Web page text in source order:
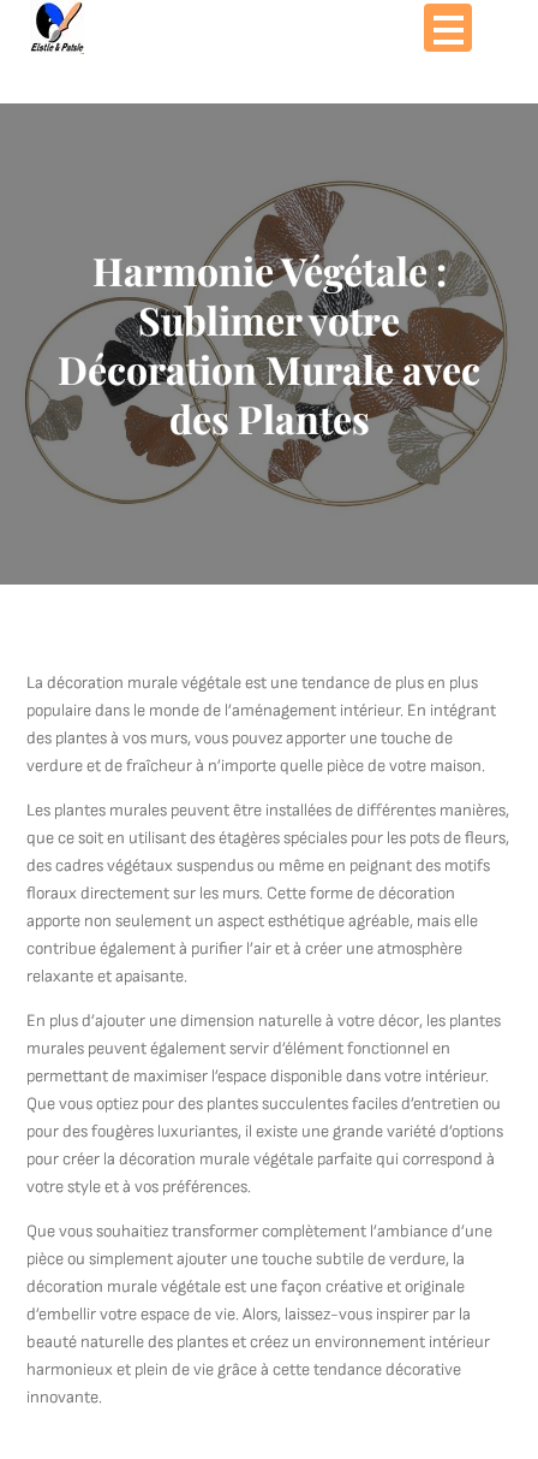
Passer
Harmonie Végétale :
Sublimer votre
Décoration Murale avec
des Plantes
La décoration murale végétale est une tendance de plus en plus
populaire dans le monde de l’aménagement intérieur. En intégrant
des plantes à vos murs, vous pouvez apporter une touche de
verdure et de fraîcheur à n’importe quelle pièce de votre maison.
Les plantes murales peuvent être installées de différentes manières,
que ce soit en utilisant des étagères spéciales pour les pots de fleurs,
des cadres végétaux suspendus ou même en peignant des motifs
floraux directement sur les murs. Cette forme de décoration
apporte non seulement un aspect esthétique agréable, mais elle
contribue également à purifier l’air et à créer une atmosphère
relaxante et apaisante.
En plus d’ajouter une dimension naturelle à votre décor, les plantes
murales peuvent également servir d’élément fonctionnel en
permettant de maximiser l’espace disponible dans votre intérieur.
Que vous optiez pour des plantes succulentes faciles d’entretien ou
pour des fougères luxuriantes, il existe une grande variété d’options
pour créer la décoration murale végétale parfaite qui correspond à
votre style et à vos préférences.
Que vous souhaitiez transformer complètement l’ambiance d’une
pièce ou simplement ajouter une touche subtile de verdure, la
décoration murale végétale est une façon créative et originale
d’embellir votre espace de vie. Alors, laissez-vous inspirer par la
beauté naturelle des plantes et créez un environnement intérieur
harmonieux et plein de vie grâce à cette tendance décorative
innovante.